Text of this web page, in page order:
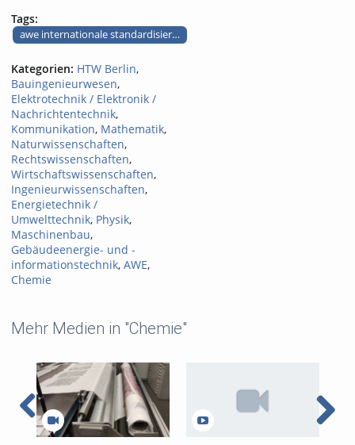
Tags:
awe internationale standardisierung teile 2 bis 4
Kategorien: HTW Berlin,
Bauingenieurwesen,
Elektrotechnik / Elektronik /
Nachrichtentechnik,
Kommunikation, Mathematik,
Naturwissenschaften,
Rechtswissenschaften,
Wirtschaftswissenschaften,
Ingenieurwissenschaften,
Energietechnik /
Umwelttechnik, Physik,
Maschinenbau,
Gebäudeenergie- und -
informationstechnik, AWE,
Chemie
Mehr Medien in "Chemie"